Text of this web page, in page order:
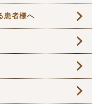
患者様へ